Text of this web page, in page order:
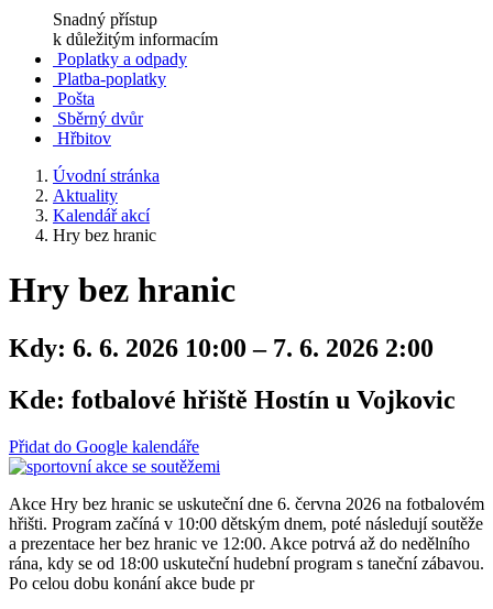
Snadný přístup
k důležitým informacím
Poplatky a odpady
Platba-poplatky
Pošta
Sběrný dvůr
Hřbitov
Úvodní stránka
Aktuality
Kalendář akcí
Hry bez hranic
Hry bez hranic
Kdy: 6. 6. 2026 10:00 – 7. 6. 2026 2:00
Kde: fotbalové hřiště Hostín u Vojkovic
Přidat do Google kalendáře
Akce Hry bez hranic se uskuteční dne 6. června 2026 na fotbalovém
hřišti. Program začíná v 10:00 dětským dnem, poté následují soutěže
a prezentace her bez hranic ve 12:00. Akce potrvá až do nedělního
rána, kdy se od 18:00 uskuteční hudební program s taneční zábavou.
Po celou dobu konání akce bude pr